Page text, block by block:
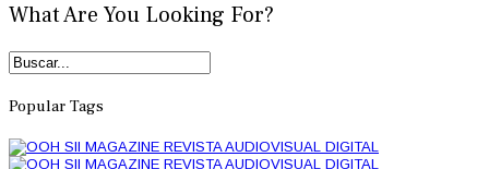
What Are You Looking For?
Popular Tags